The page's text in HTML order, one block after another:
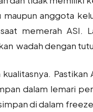
anggota
memerah ASI.
wadah dengan
dalam lemari
di dalam